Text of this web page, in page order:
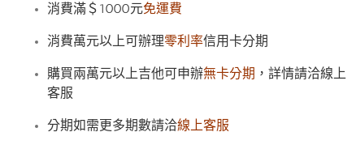
消費滿＄1000元免運費
消費萬元以上可辦理零利率信用卡分期
購買兩萬元以上吉他可申辦無卡分期 ，詳情請洽線上
客服
分期如需更多期數請洽線上客服